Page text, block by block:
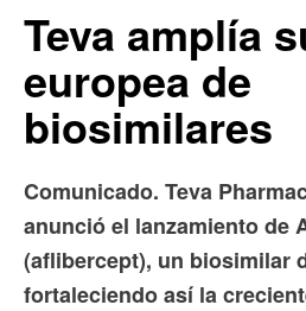
Teva amplía
europea de
biosimilares
Comunicado. Teva
anunció el lanzamiento de
(aflibercept), un biosimilar
fortaleciendo así la